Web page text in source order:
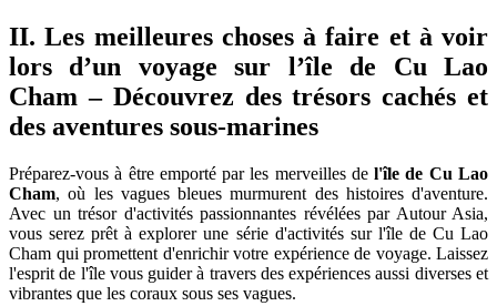
II. Les meilleures choses à faire et à voir
lors d’un voyage sur l’île de Cu Lao
Cham – Découvrez des trésors cachés et
des aventures sous-marines
Préparez-vous à être emporté par les merveilles del'île de Cu Lao
Cham, où les vagues bleues murmurent des histoires d'aventure.
Avec un trésor d'activités passionnantes révélées par Autour Asia,
vous serez prêt à explorer une série d'activités sur l'île de Cu Lao
Cham qui promettent d'enrichir votre expérience de voyage. Laissez
l'esprit de l'île vous guider à travers des expériences aussi diverses et
vibrantes que les coraux sous ses vagues.